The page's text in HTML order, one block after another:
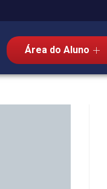
Área do Aluno